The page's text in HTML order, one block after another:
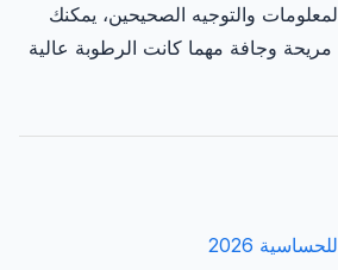
والتوجيه الصحيحين، يمكنك
مريحة وجافة مهما كانت الرطوبة عالية
2026